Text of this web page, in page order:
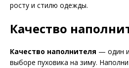
росту и стилю одежды.
Качество
Качество наполнителя — один
выборе пуховика на зиму.